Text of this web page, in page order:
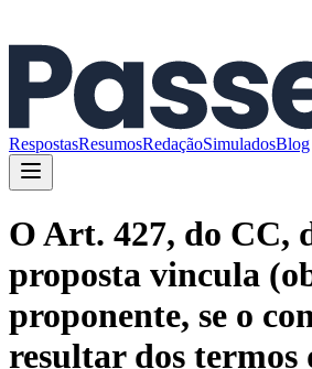
RespostasResumosRedaçãoSimuladosBlog
O Art. 427, do CC,
proposta vincula
proponente, se o
resultar dos termos